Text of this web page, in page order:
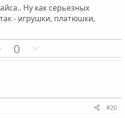
н
ы
й
о
с
н
ы
й
о
с
Ну как серьезных
- игрушки, платюшки,
П
о
т
0
е
т
#20